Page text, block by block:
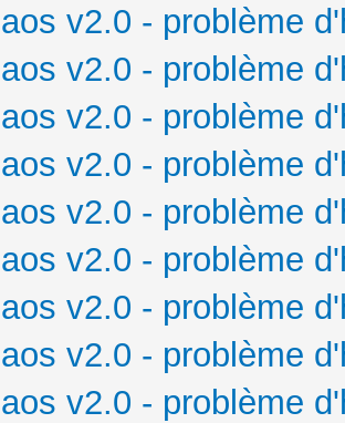
v2.0 - problème
v2.0 - problème
v2.0 - problème
v2.0 - problème
v2.0 - problème
v2.0 - problème
v2.0 - problème
v2.0 - problème
v2.0 - problème